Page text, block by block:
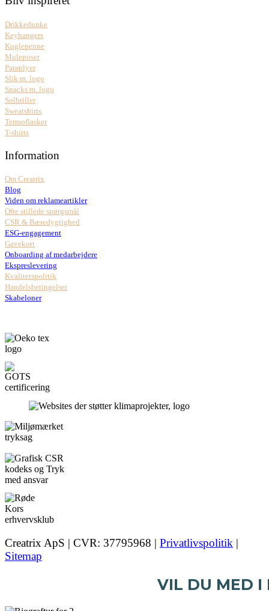
Drikkedunke
Keyhangers
Kuglepenne
Muleposer
Paraplyer
Slik m. logo
Snacks m. logo
Solbriller
Sweatshirts
Termoflasker
T-shirts
Information
Om Creatrix
Blog
Viden om reklameartikler
Ofte stillede spørgsmål
CSR & Bæredygtighed
ESG-engagement
Gavekort
Onboarding af medarbejdere
Ekspreslevering
Kvalitetspolitik
Handelsbetingelser
Skabeloner
Creatrix ApS | CVR: 37795968 | Privatlivspolitik |
Sitemap
VIL DU MED I